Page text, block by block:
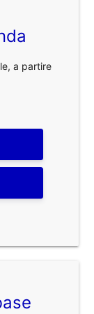
a partire